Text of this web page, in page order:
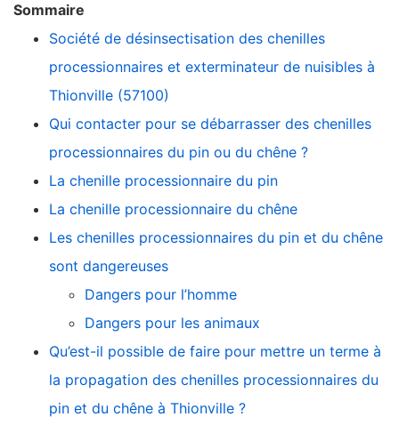
Sommaire
Société de désinsectisation des chenilles
processionnaires et exterminateur de nuisibles à
Thionville (57100)
Qui contacter pour se débarrasser des chenilles
processionnaires du pin ou du chêne ?
La chenille processionnaire du pin
La chenille processionnaire du chêne
Les chenilles processionnaires du pin et du chêne
sont dangereuses
Dangers pour l’homme
Dangers pour les animaux
Qu’est-il possible de faire pour mettre un terme à
la propagation des chenilles processionnaires du
pin et du chêne à Thionville ?